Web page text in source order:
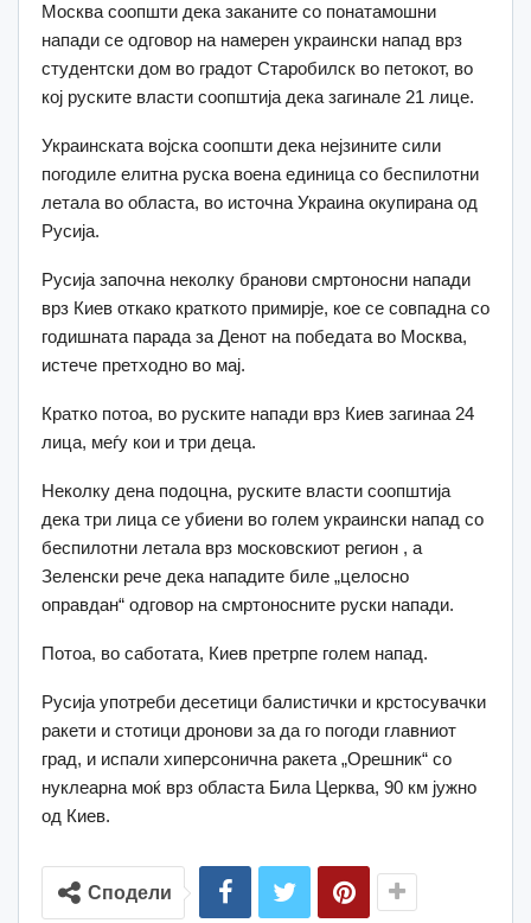
Москва соопшти дека заканите со понатамошни
напади се одговор на намерен украински напад врз
студентски дом во градот Старобилск во петокот, во
кој руските власти соопштија дека загинале 21 лице.
Украинската војска соопшти дека нејзините сили
погодиле елитна руска воена единица со беспилотни
летала во областа, во источна Украина окупирана од
Русија.
Русија започна неколку бранови смртоносни напади
врз Киев откако краткото примирје, кое се совпадна со
годишната парада за Денот на победата во Москва,
истече претходно во мај.
Кратко потоа, во руските напади врз Киев загинаа 24
лица, меѓу кои и три деца.
Неколку дена подоцна, руските власти соопштија
дека три лица се убиени во голем украински напад со
беспилотни летала врз московскиот регион , а
Зеленски рече дека нападите биле „целосно
оправдан“ одговор на смртоносните руски напади.
Потоа, во саботата, Киев претрпе голем напад.
Русија употреби десетици балистички и крстосувачки
ракети и стотици дронови за да го погоди главниот
град, и испали хиперсонична ракета „Орешник“ со
нуклеарна моќ врз областа Била Церква, 90 км јужно
од Киев.
Сподели